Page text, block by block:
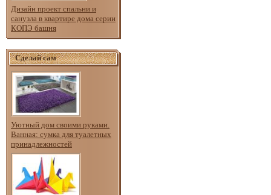
Дизайн проект спальни и
санузла в квартире дома серии
КОПЭ башня
Сделай сам
Уютный дом своими руками.
Ванная: сумка для туалетных
принадлежностей